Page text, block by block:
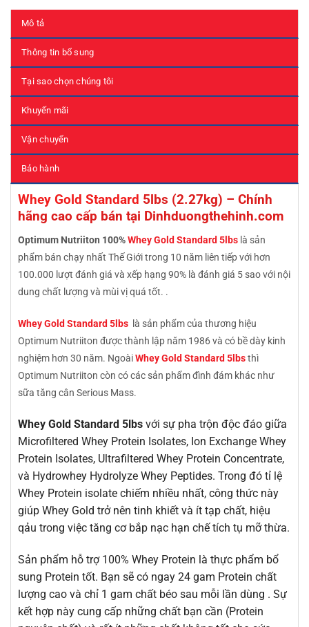
Mô tả
Thông tin bổ sung
Tại sao chọn chúng tôi
Khuyến mãi
Vận chuyển
Bảo hành
Whey Gold Standard 5lbs (2.27kg) – Chính
hãng cao cấp bán tại Dinhduongthehinh.com
Optimum Nutriiton 100%Whey Gold Standard 5lbs là sản
phẩm bán chạy nhất Thế Giới trong 10 năm liên tiếp với hơn
100.000 lượt đánh giá và xếp hạng 90% là đánh giá 5 sao với nội
dung chất lượng và mùi vị quá tốt. .
Whey Gold Standard 5lbs là sản phẩm của thương hiệu
Optimum Nutriiton được thành lập năm 1986 và có bề dày kinh
nghiệm hơn 30 năm. NgoàiWhey Gold Standard 5lbsthì
Optimum Nutriiton còn có các sản phẩm đình đám khác như
sữa tăng cân Serious Mass.
Whey Gold Standard 5lbs với sự pha trộn độc đáo giữa
Microfiltered Whey Protein Isolates, Ion Exchange Whey
Protein Isolates, Ultrafiltered Whey Protein Concentrate,
và Hydrowhey Hydrolyze Whey Peptides. Trong đó tỉ lệ
Whey Protein isolate chiếm nhiều nhất, công thức này
giúp Whey Gold trở nên tinh khiết và ít tạp chất, hiệu
qảu trong việc tăng cơ bắp nạc hạn chế tích tụ mỡ thừa.
Sản phẩm hỗ trợ 100% Whey Protein là thực phẩm bổ
sung Protein tốt. Bạn sẽ có ngay 24 gam Protein chất
lượng cao và chỉ 1 gam chất béo sau mỗi lần dùng . Sự
kết hợp này cung cấp những chất bạn cần (Protein